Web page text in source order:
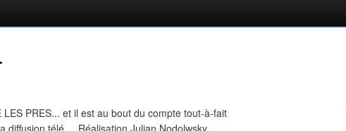
PRES... et il est au bout du compte tout-à-fait
diffusion télé... Réalisation Julian Nodolwsky.